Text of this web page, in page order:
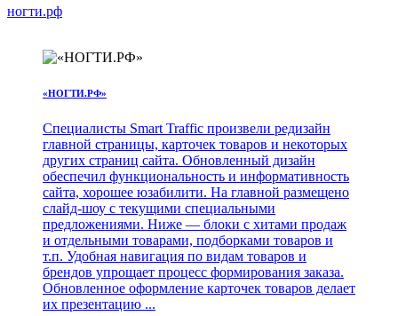
ногти.рф
«НОГТИ.РФ»
Специалисты Smart Traffic произвели редизайн
главной страницы, карточек товаров и некоторых
других страниц сайта. Обновленный дизайн
обеспечил функциональность и информативность
сайта, хорошее юзабилити. На главной размещено
слайд-шоу с текущими специальными
предложениями. Ниже — блоки с хитами продаж
и отдельными товарами, подборками товаров и
т.п. Удобная навигация по видам товаров и
брендов упрощает процесс формирования заказа.
Обновленное оформление карточек товаров делает
их презентацию ...